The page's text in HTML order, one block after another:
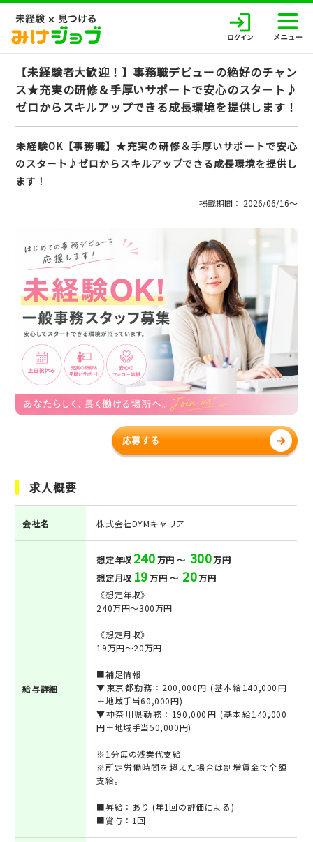
【未経験者大歓迎！】事務職デビューの絶好のチャン
ス★充実の研修＆手厚いサポートで安心のスタート♪
ゼロからスキルアップできる成長環境を提供します！
未経験OK【事務職】★充実の研修＆手厚いサポートで安心
のスタート♪ゼロからスキルアップできる成長環境を提供し
ます！
掲載期間： 2026/06/16〜
応募する
求人概要
会社名 株式会社DYMキャリア
給与詳細
想定年収 240万円 ～ 300万円
想定月収 19万円 ～ 20万円
《想定年収》
240万円～300万円
《想定月収》
19万円～20万円
■補足情報
▼東京都勤務：200,000円 (基本給140,000円
＋地域手当60,000円)
▼神奈川県勤務：190,000円 (基本給140,000
円＋地域手当50,000円)
※1分毎の残業代支給
※所定労働時間を超えた場合は割増賃金で全額
支給。
■昇給：あり (年1回の評価による)
■賞与：1回